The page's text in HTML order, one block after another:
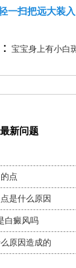
一扫把远大装
宝宝身上有小白
新问题
点
是什么原因
白癜风吗
原因造成的